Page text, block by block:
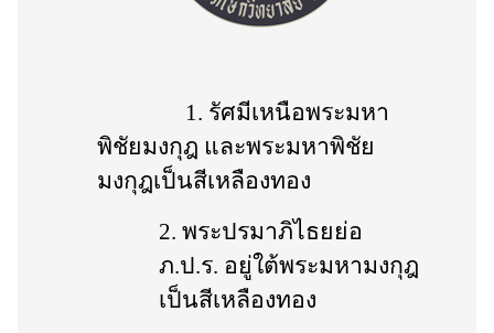
1. รัศมีเหนือพระมหา
พิชัยมงกุฎ และพระมหาพิชัย
มงกุฎเป็นสีเหลืองทอง
2. พระปรมาภิไธยย่อ
ภ.ป.ร. อยู่ใต้พระมหามงกุฎ
เป็นสีเหลืองทอง